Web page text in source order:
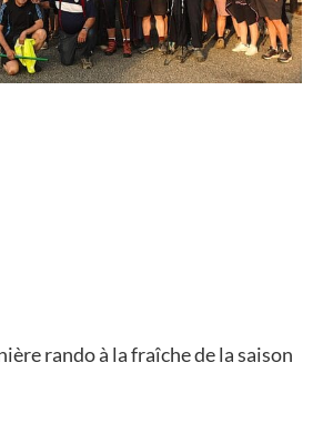
rando à la fraîche de la saison